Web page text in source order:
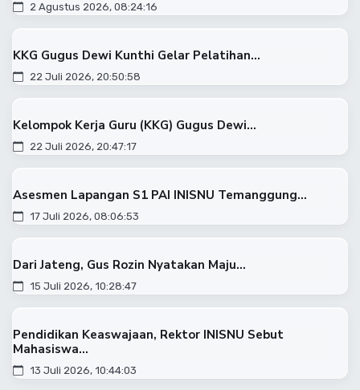
2 Agustus 2026, 08:24:16
KKG Gugus Dewi Kunthi Gelar Pelatihan...
22 Juli 2026, 20:50:58
Kelompok Kerja Guru (KKG) Gugus Dewi...
22 Juli 2026, 20:47:17
Asesmen Lapangan S1 PAI INISNU Temanggung...
17 Juli 2026, 08:06:53
Dari Jateng, Gus Rozin Nyatakan Maju...
15 Juli 2026, 10:28:47
Pendidikan Keaswajaan, Rektor INISNU Sebut
Mahasiswa...
13 Juli 2026, 10:44:03